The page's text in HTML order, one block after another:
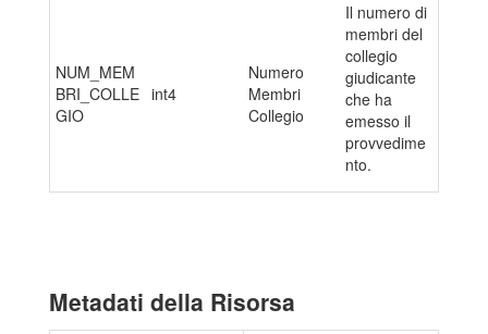
NUM_MEM
BRI_COLLE
GIO
int4
Numero
Membri
Collegio
Il numero di
membri del
collegio
giudicante
che ha
emesso il
provvedime
nto.
Metadati della Risorsa